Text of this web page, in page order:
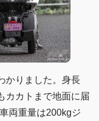
かりました。身長
カカトまで地面に届
両重量は200kgジ